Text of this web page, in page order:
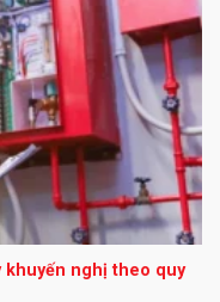
khuyến nghị theo quy